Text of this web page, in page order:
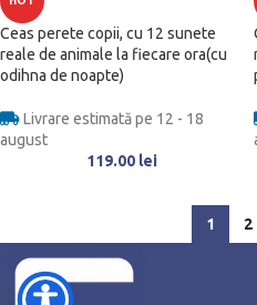
Ceas perete copii, cu 12 sunete
reale de animale la fiecare ora(cu
odihna de noapte)
Livrare estimată pe 12 - 18
august
119.00 lei
1 2